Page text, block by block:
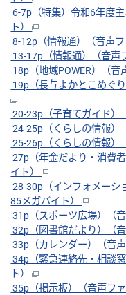
6-7p（特集）令和6年度
ト）
8-12p（情報通）（音声
13-17p（情報通）（音
18p（地域POWER）（
19p（長与よかとこめぐ
20-23p（子育てガイド）
24-25p（くらしの情報）
25-26p（くらしの情報）
27p（年金だより・消費
イト）
28-30p（インフォメーシ
85メガバイト）
31p（スポーツ広場）（
32p（図書館だより）（
33p（カレンダー）（音
34p（緊急連絡先・相談
ト）
35p（掲示板）（音声フ